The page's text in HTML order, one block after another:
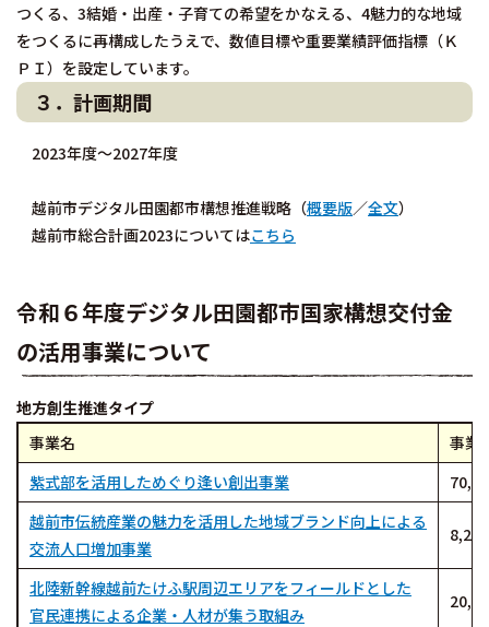
つくる、3結婚・出産・子育ての希望をかなえる、4魅力的な地域
をつくるに再構成したうえで、数値目標や重要業績評価指標（Ｋ
ＰＩ）を設定しています。
３．計画期間
2023年度～2027年度
越前市デジタル田園都市構想推進戦略（概要版／全文）
越前市総合計画2023についてはこちら
令和６年度デジタル田園都市国家構想交付金
の活用事業について
地方創生推進タイプ
事業名
事業
紫式部を活用しためぐり逢い創出事業
越前市伝統産業の魅力を活用した地域ブランド向上による
交流人口増加事業
北陸新幹線越前たけふ駅周辺エリアをフィールドとした
官民連携による企業・人材が集う取組み